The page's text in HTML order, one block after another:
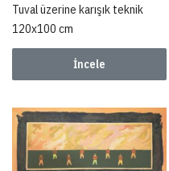
Tuval üzerine karışık teknik
120x100 cm
İncele